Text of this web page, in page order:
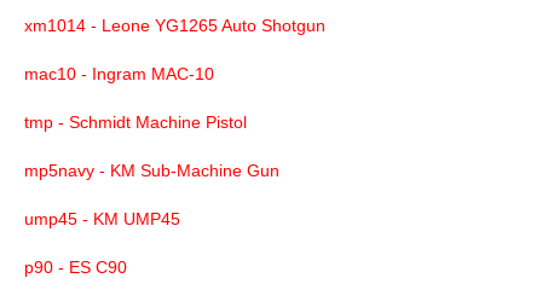
xm1014 - Leone YG1265 Auto Shotgun
mac10 - Ingram MAC-10
tmp - Schmidt Machine Pistol
mp5navy - KM Sub-Machine Gun
ump45 - KM UMP45
p90 - ES C90